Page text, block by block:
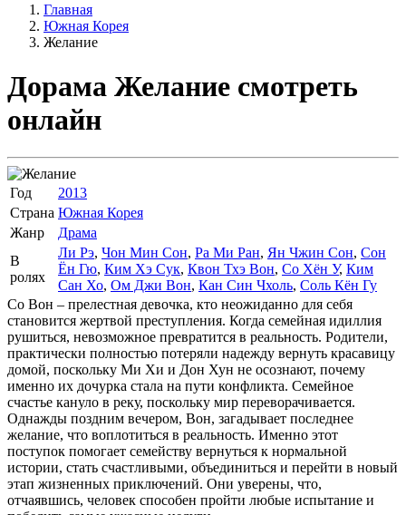
Главная
Южная Корея
Желание
Дорама Желание смотреть
онлайн
Год
2013
Страна Южная Корея
Жанр
Драма
В
ролях
Ли Рэ, Чон Мин Сон, Ра Ми Ран, Ян Чжин Сон, Сон
Ён Гю, Ким Хэ Сук, Квон Тхэ Вон, Со Хён У, Ким
Сан Хо, Ом Джи Вон, Кан Син Чхоль, Соль Кён Гу
Со Вон – прелестная девочка, кто неожиданно для себя
становится жертвой преступления. Когда семейная идиллия
рушиться, невозможное превратится в реальность. Родители,
практически полностью потеряли надежду вернуть красавицу
домой, поскольку Ми Хи и Дон Хун не осознают, почему
именно их дочурка стала на пути конфликта. Семейное
счастье кануло в реку, поскольку мир переворачивается.
Однажды поздним вечером, Вон, загадывает последнее
желание, что воплотиться в реальность. Именно этот
поступок помогает семейству вернуться к нормальной
истории, стать счастливыми, объединиться и перейти в новый
этап жизненных приключений. Они уверены, что,
отчаявшись, человек способен пройти любые испытание и